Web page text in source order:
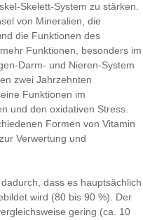
Skelett-System zu stärken.
von Mineralien, die
die Funktionen des
Funktionen, besonders im
Darm- und Nieren-System
zwei Jahrzehnten
Funktionen im
und den oxidativen Stress.
Formen von Vitamin
Verwertung und
dass es hauptsächlich
wird (80 bis 90 %). Der
gering (ca. 10